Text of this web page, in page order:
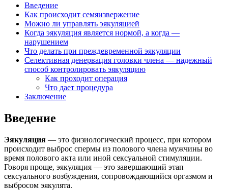
Введение
Как происходит семяизвержение
Можно ли управлять эякуляцией
Когда эякуляция является нормой, а когда —
нарушением
Что делать при преждевременной эякуляции
Селективная денервация головки члена — надежный
способ контролировать эякуляцию
Как проходит операция
Что дает процедура
Заключение
Введение
Эякуляция — это физиологический процесс, при котором
происходит выброс спермы из полового члена мужчины во
время полового акта или иной сексуальной стимуляции.
Говоря проще, эякуляция — это завершающий этап
сексуального возбуждения, сопровождающийся оргазмом и
выбросом эякулята.